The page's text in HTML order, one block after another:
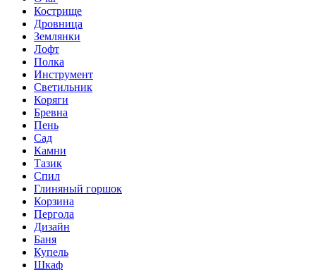
Кострище
Дровница
Землянки
Лофт
Полка
Инструмент
Светильник
Коряги
Бревна
Пень
Сад
Камни
Тазик
Спил
Глиняный горшок
Корзина
Пергола
Дизайн
Баня
Купель
Шкаф